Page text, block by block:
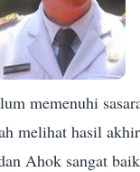
memenuhi
melihat hasil
Ahok sangat